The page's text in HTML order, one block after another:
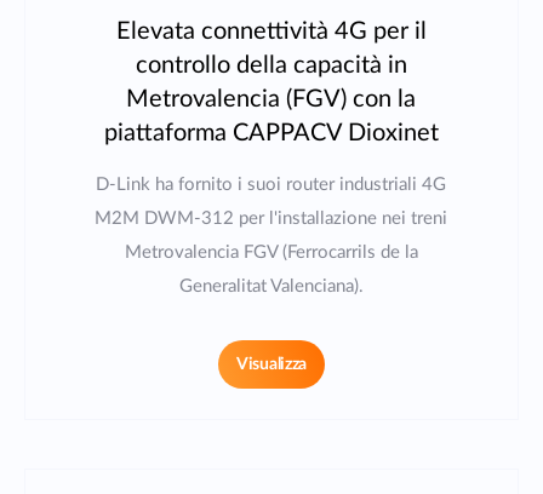
Elevata connettività 4G per il
controllo della capacità in
Metrovalencia (FGV) con la
piattaforma CAPPACV Dioxinet
D-Link ha fornito i suoi router industriali 4G
M2M DWM-312 per l'installazione nei treni
Metrovalencia FGV (Ferrocarrils de la
Generalitat Valenciana).
Visualizza